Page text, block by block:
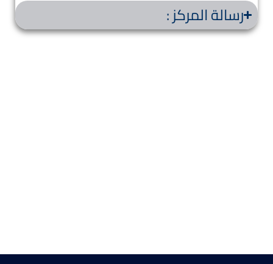
رسالة المركز :